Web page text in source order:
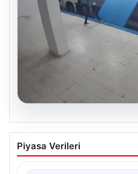
09.08.2026
TIR’ın içinde firar
üyesi yurt dışına
Piyasa Verileri